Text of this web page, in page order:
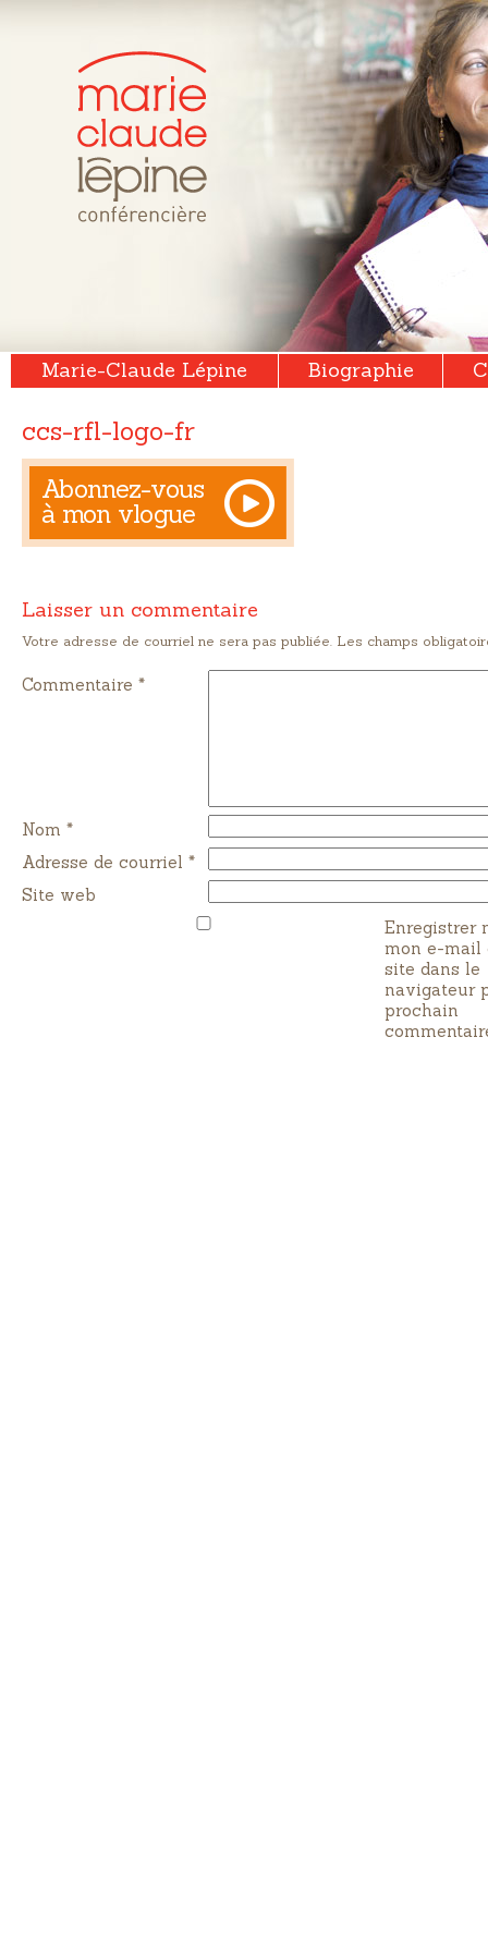
Marie-Claude Lépine Biographie
ccs-rfl-logo-fr
Abonnez-vous
à mon vlogue
Laisser un commentaire
Votre adresse de courriel ne sera pas publiée. Les champs
Commentaire *
Nom *
Adresse de courriel *
Site web
Enregistrer
mon e-mail
site dans le
navigateur
prochain